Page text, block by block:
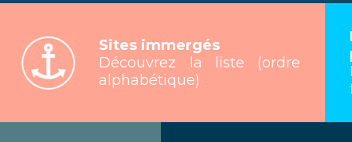
Sites immergés
Découvrez la liste (ordre
alphabétique)